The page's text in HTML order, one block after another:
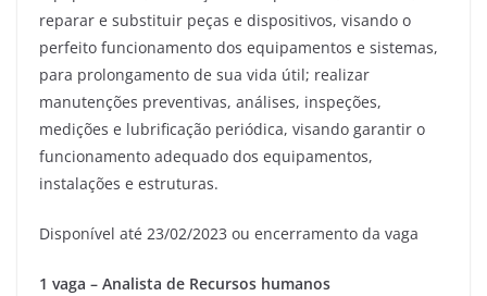
reparar e substituir peças e dispositivos, visando o
perfeito funcionamento dos equipamentos e sistemas,
para prolongamento de sua vida útil; realizar
manutenções preventivas, análises, inspeções,
medições e lubrificação periódica, visando garantir o
funcionamento adequado dos equipamentos,
instalações e estruturas.
Disponível até 23/02/2023 ou encerramento da vaga
1 vaga – Analista de Recursos humanos